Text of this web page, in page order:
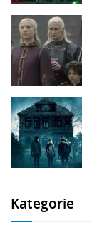
Kategorie